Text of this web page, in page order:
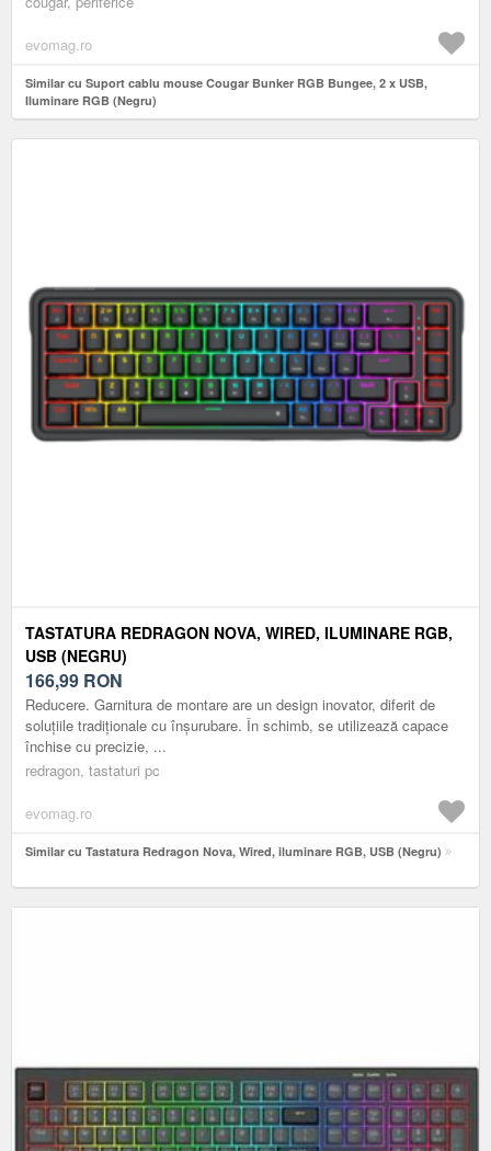
evomag.ro
Similar cu Suport cablu mouse Cougar Bunker RGB Bungee, 2 x USB,
Iluminare RGB (Negru)
TASTATURA REDRAGON NOVA, WIRED, ILUMINARE RGB,
USB (NEGRU)
166,99 RON
Reducere. Garnitura de montare are un design inovator, diferit de
soluțiile tradiționale cu înșurubare. În schimb, se utilizează capace
închise cu precizie, ...
redragon, tastaturi pc
evomag.ro
Similar cu Tastatura Redragon Nova, Wired, iluminare RGB, USB (Negru)